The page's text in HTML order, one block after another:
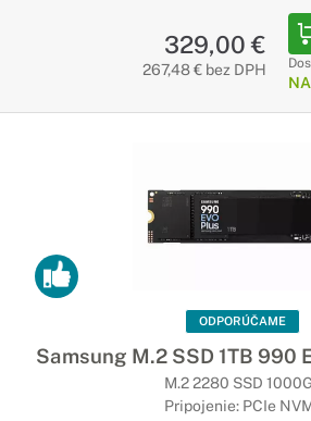
prenosný SSD disk je pre vás ideálnym
329,00 €
267,48 € bez DPH
ODPORÚČAME
Samsung M.2 SSD 1TB 990
M.2 2280 SSD
Pripojenie: PCIe